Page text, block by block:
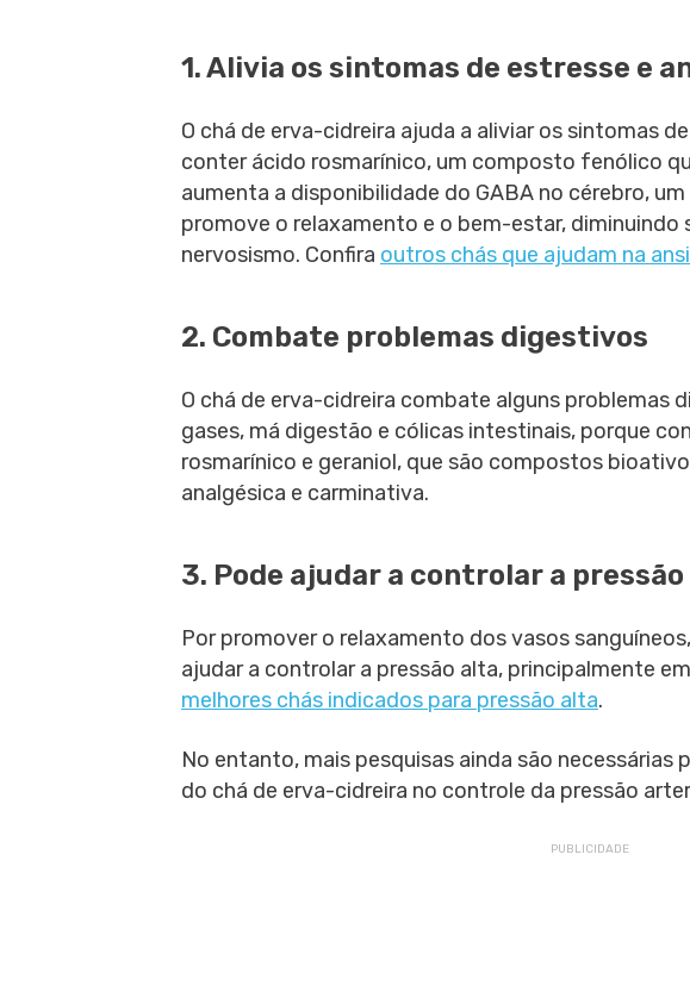
1. Alivia os sintomas de estresse e
O chá de erva-cidreira ajuda a aliviar os sintomas
conter ácido rosmarínico, um composto fenólico
aumenta a disponibilidade do GABA no cérebro,
promove o relaxamento e o bem-estar,
nervosismo. Confira outros chás que ajudam na
2. Combate problemas digestivos
O chá de erva-cidreira combate alguns problemas
gases, má digestão e cólicas intestinais, porque
rosmarínico e geraniol, que são compostos
analgésica e carminativa.
3. Pode ajudar a controlar a
Por promover o relaxamento dos vasos
ajudar a controlar a pressão alta, principalmente
melhores chás indicados para pressão alta.
No entanto, mais pesquisas ainda são
do chá de erva-cidreira no controle da pressão